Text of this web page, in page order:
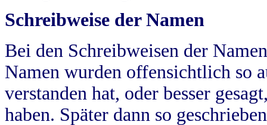
Schreibweise der Namen
Bei den Schreibweisen der
Namen wurden offensichtlich so
verstanden hat, oder besser
haben. Später dann so